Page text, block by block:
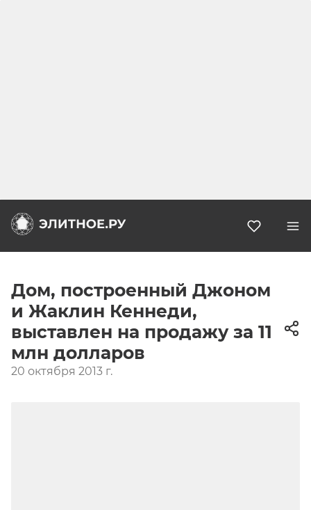
Дом, построенный Джоном
и Жаклин Кеннеди,
выставлен на продажу за 11
млн долларов
20 октября 2013 г.